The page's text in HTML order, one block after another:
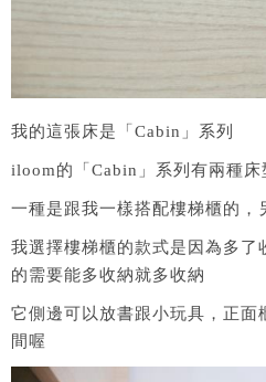
我的這張床是「Cabin」系列
iloom的「Cabin」系列有兩種床
一種是跟我一樣搭配樓梯櫃的，
我選擇樓梯櫃的款式是因為多了
的需要能多收納就多收納
它側邊可以放書跟小玩具，正面
間喔